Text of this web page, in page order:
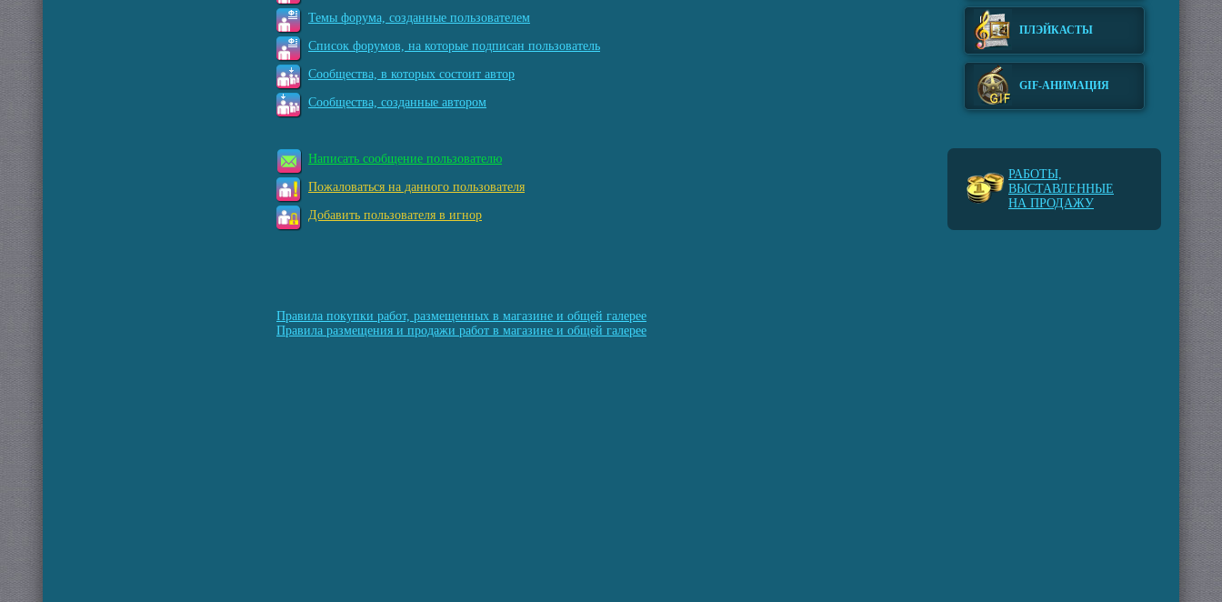
Темы форума, созданные пользователем
Список форумов, на которые подписан пользователь
Сообщества, в которых состоит автор
Сообщества, созданные автором
Написать сообщение пользователю
Пожаловаться на данного пользователя
Добавить пользователя в игнор
Правила покупки работ, размещенных в магазине и общей галерее
Правила размещения и продажи работ в магазине и общей галерее
ПЛЭЙКАСТЫ
GIF-АНИМАЦИЯ
РАБОТЫ,
ВЫСТАВЛЕННЫЕ
НА ПРОДАЖУ